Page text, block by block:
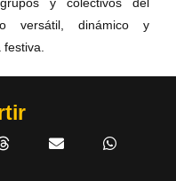
versátil, dinámico y